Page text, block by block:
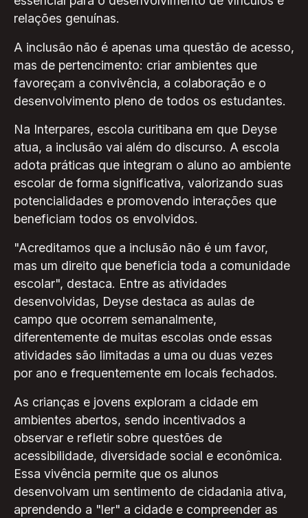
relações genuínas.
A inclusão não é apenas uma questão de acesso,
mas de pertencimento: criar ambientes que
favoreçam a convivência, a colaboração e o
desenvolvimento pleno de todos os estudantes.
Na Interpares, escola curitibana em que Deyse
atua, a inclusão vai além do discurso. A escola
adota práticas que integram o aluno ao ambiente
escolar de forma significativa, valorizando suas
potencialidades e promovendo interações que
beneficiam todos os envolvidos.
"Acreditamos que a inclusão não é um favor,
mas um direito que beneficia toda a comunidade
escolar", destaca. Entre as atividades
desenvolvidas, Deyse destaca as aulas de
campo que ocorrem semanalmente,
diferentemente de muitas escolas onde essas
atividades são limitadas a uma ou duas vezes
por ano e frequentemente em locais fechados.
As crianças e jovens exploram a cidade em
ambientes abertos, sendo incentivados a
observar e refletir sobre questões de
acessibilidade, diversidade social e econômica.
Essa vivência permite que os alunos
desenvolvam um sentimento de cidadania ativa,
aprendendo a "ler" a cidade e compreender as